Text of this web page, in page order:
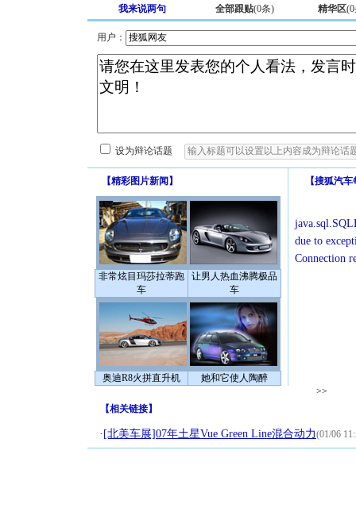
我来说两句 全部跟贴(0条) 精华区(0
用户：
设为辩论话题
【精彩图片新闻 】
非常炫目玛莎拉蒂跑
车
让男人热血沸腾极品
车
奥迪R8火拼直升机 她和它使人陶醉
【搜狐汽车
due to
Connection
>>
【相关链接】
· [北美车展]07年土星Vue Green Line混合动力(01/06